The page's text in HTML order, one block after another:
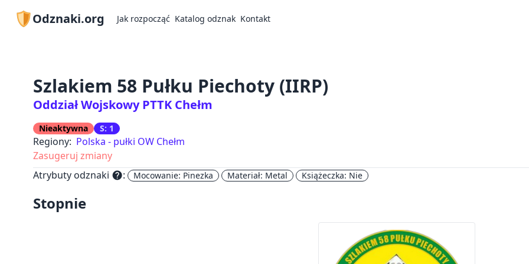
Odznaki.org Jak rozpocząć Katalog odznak Kontakt
Szlakiem 58 Pułku Piechoty (IIRP)
Oddział Wojskowy PTTK Chełm
Nieaktywna S: 1
Regiony: Polska - pułki OW Chełm
Zasugeruj zmiany
Atrybuty odznaki help: Mocowanie: Pinezka Materiał: Metal Książeczka: Nie
Stopnie